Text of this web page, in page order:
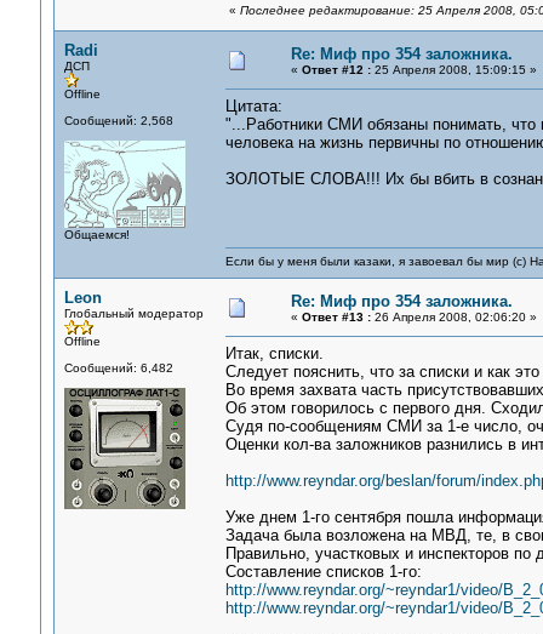
« Последнее редактирование: 25 Апреля 2008,
Radi
ДСП
Offline
Сообщений: 2,568
Общаемся!
Re: Миф про 354 заложника.
« Ответ #12 :25 Апреля 2008, 15:09:15 »
Цитата:
"...Работники СМИ обязаны понимать, что
человека на жизнь первичны по
ЗОЛОТЫЕ СЛОВА!!! Их бы вбить в
Если бы у меня были казаки, я завоевал бы мир (с)
Leon
Глобальный модератор
Offline
Сообщений: 6,482
Re: Миф про 354 заложника.
« Ответ #13 :26 Апреля 2008, 02:06:20 »
Итак, списки.
Следует пояснить, что за списки и как
Во время захвата часть
Об этом говорилось с первого дня.
Судя по-сообщениям СМИ за 1-е число,
Оценки кол-ва заложников разнились в
http://www.reyndar.org/beslan/forum/
Уже днем 1-го сентября пошла
Задача была возложена на МВД, те, в
Правильно, участковых и инспекторов
Составление списков 1-го:
http://www.reyndar.org/~reyndar1/video/
http://www.reyndar.org/~reyndar1/video/